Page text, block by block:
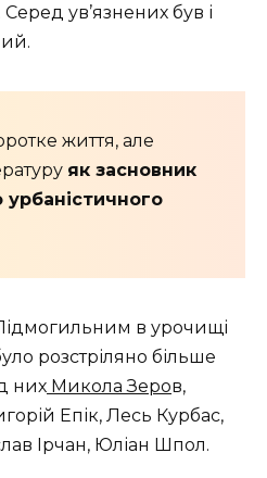
ув’язнених був і
життя, але
як засновник
урбаністичного
в урочищі
розстріляно більше
них Микола Зеров,
Епік, Лесь Курбас,
Ірчан, Юліан Шпол.